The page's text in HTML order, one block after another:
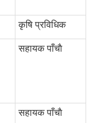
कृषि प्रविधिक
सहायक पाँचाै
सहायक पाँचाै